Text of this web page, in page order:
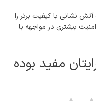
نشانی با کیفیت برتر را
بیشتری در مواجهه با
مفید بوده